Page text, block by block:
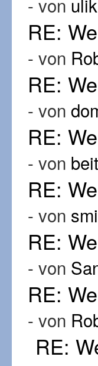
RE:
- von
RE:
- von
RE:
- von
RE:
- von
RE:
- von
RE:
- von
RE: